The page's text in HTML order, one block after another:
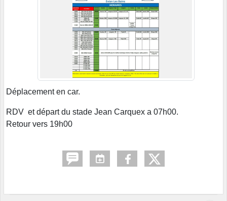
Déplacement en car.
RDV et départ du stade Jean Carquex a 07h00.
Retour vers 19h00